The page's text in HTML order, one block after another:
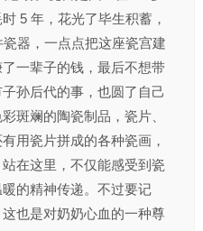
5 年，花光了毕生积蓄，
器，一点点把这座瓷宫建
一辈子的钱，最后不想带
孙后代的事，也圆了自己
斑斓的陶瓷制品，瓷片、
用瓷片拼成的各种瓷画，
在这里，不仅能感受到瓷
的精神传递。不过要记
也是对奶奶心血的一种尊